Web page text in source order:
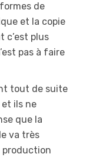
de
et la copie
c’est plus
pas à faire
tout de suite
ils ne
que la
va très
production